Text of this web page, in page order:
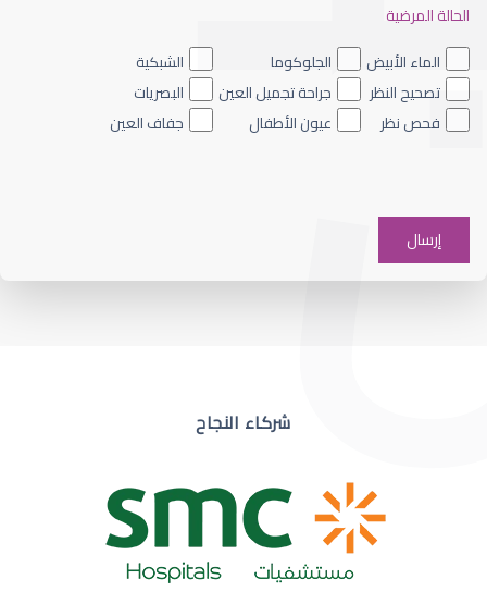
ضعف نظر العين اليسرى
ضعف نظر مفاجئ
الحالة المرضية
الماء الأبيض
الجلوكوما
الشبكية
تصحيح النظر
جراحة تجميل العين
البصريات
فحص نظر
عيون الأطفال جفاف العين
شركاء النجاح